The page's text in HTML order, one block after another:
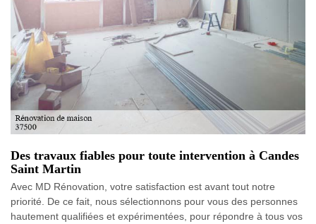
Des travaux fiables pour toute intervention à Candes
Saint Martin
Avec MD Rénovation, votre satisfaction est avant tout notre
priorité. De ce fait, nous sélectionnons pour vous des personnes
hautement qualifiées et expérimentées, pour répondre à tous vos